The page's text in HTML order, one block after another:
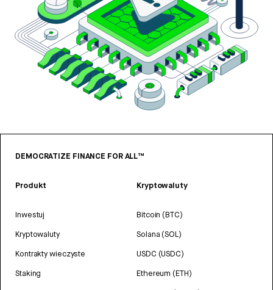
DEMOCRATIZE FINANCE FOR ALL™
Produkt
Inwestuj
Kryptowaluty
Kontrakty wieczyste
Staking
Kryptowaluty
Bitcoin (BTC)
Solana (SOL)
USDC (USDC)
Ethereum (ETH)